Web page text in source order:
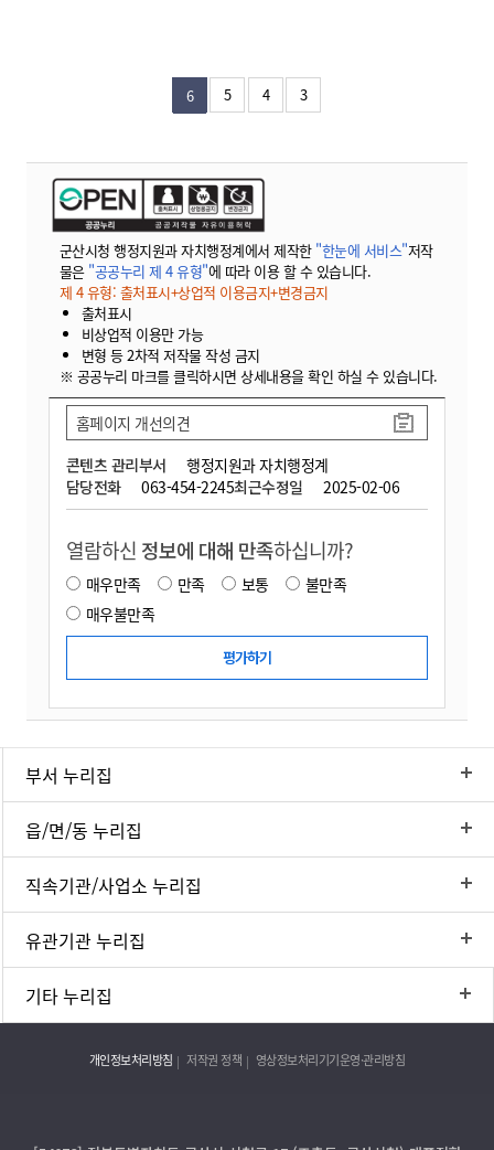
6 5 4 3
군산시청 행정지원과 자치행정계에서 제작한 "한눈에 서비스"저작
물은 "공공누리 제 4 유형"에 따라 이용 할 수 있습니다.
제 4 유형: 출처표시+상업적 이용금지+변경금지
출처표시
비상업적 이용만 가능
변형 등 2차적 저작물 작성 금지
※ 공공누리 마크를 클릭하시면 상세내용을 확인 하실 수 있습니다.
콘텐츠 관리부서
행정지원과 자치행정계
담당전화
063-454-2245최근수정일 2025-02-06
홈페이지 개선의견
열람하신 정보에 대해 만족하십니까?
매우만족 만족 보통
불만족
매우불만족
부서 누리집
읍/면/동 누리집
직속기관/사업소 누리집
유관기관 누리집
기타 누리집
개인정보처리방침 저작권 정책 영상정보처리기기운영·관리방침